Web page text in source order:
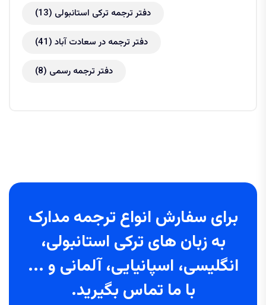
دفتر ترجمه ترکی استانبولی (13)
دفتر ترجمه در سعادت آباد (41)
دفتر ترجمه رسمی (8)
برای سفارش انواع ترجمه مدارک
به زبان های ترکی استانبولی،
انگلیسی، اسپانیایی، آلمانی و ...
با ما تماس بگیرید.